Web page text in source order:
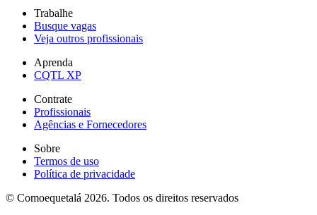
Trabalhe
Busque vagas
Veja outros profissionais
Aprenda
CQTL XP
Contrate
Profissionais
Agências e Fornecedores
Sobre
Termos de uso
Política de privacidade
© Comoequetalá 2026. Todos os direitos reservados